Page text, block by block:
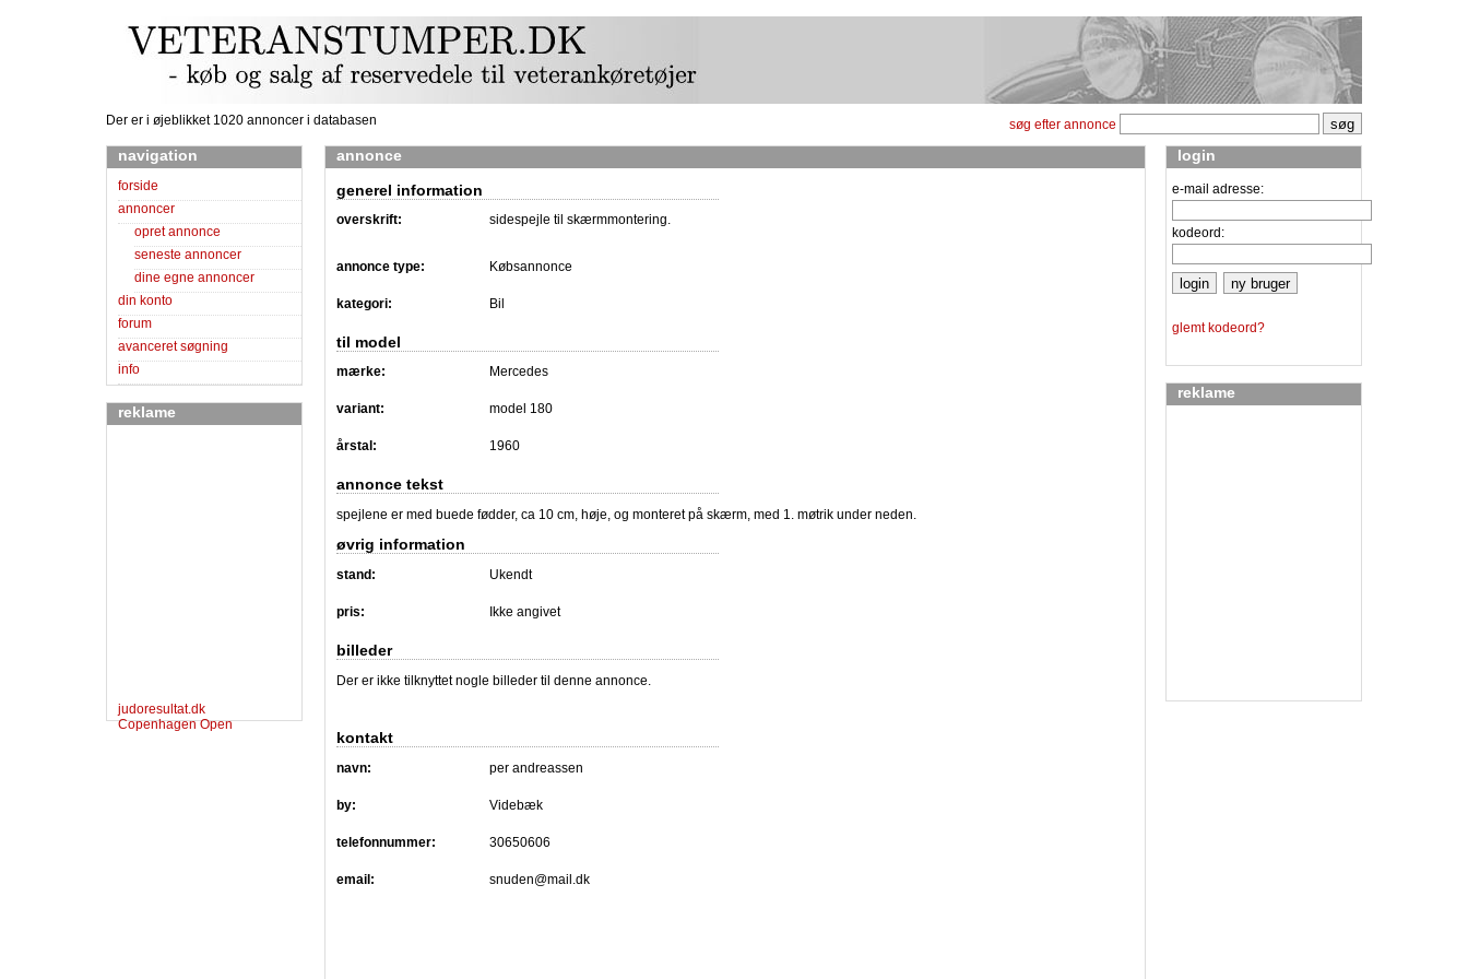
Der er i øjeblikket 1020 annoncer i databasen søg efter annonce
navigation
forside
annoncer
opret annonce
seneste annoncer
dine egne annoncer
din konto
forum
avanceret søgning
info
reklame
judoresultat.dk
Copenhagen Open
login
e-mail adresse:
kodeord:
glemt kodeord?
reklame
annonce
generel information
overskrift: sidespejle til skærmmontering.
annonce type: Købsannonce
kategori: Bil
til model
mærke: Mercedes
variant: model 180
årstal: 1960
annonce tekst
spejlene er med buede fødder, ca 10 cm, høje, og monteret på skærm, med 1. møtrik under neden.
øvrig information
stand: Ukendt
pris: Ikke angivet
billeder
Der er ikke tilknyttet nogle billeder til denne annonce.
kontakt
navn: per andreassen
by: Videbæk
telefonnummer: 30650606
email: snuden@mail.dk